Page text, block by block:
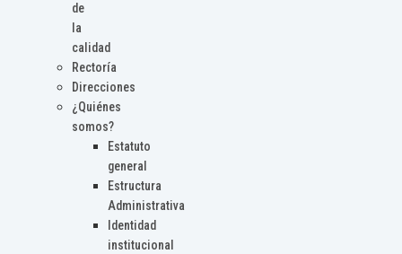
de
la
calidad
Rectoría
Direcciones
¿Quiénes
somos?
Estatuto
general
Estructura
Administrativa
Identidad
institucional